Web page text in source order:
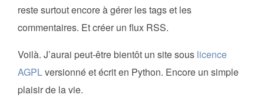
reste surtout encore à gérer les tags et les
commentaires. Et créer un flux RSS.
Voilà. J’aurai peut-être bientôt un site sous licence
AGPLversionné et écrit en Python. Encore un simple
plaisir de la vie.